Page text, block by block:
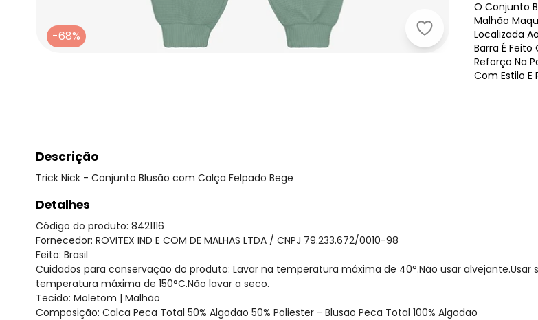
Trick Nick -
-68%
O Conjunto
Malhão
Localizada
Barra É
Reforço Na
Com Estilo E
Descrição
Trick Nick - Conjunto Blusão com Calça Felpado Bege
Detalhes
Código do produto: 8421116
Fornecedor: ROVITEX IND E COM DE MALHAS LTDA / CNPJ 79.233.672/0010-98
Feito: Brasil
Cuidados para conservação do produto: Lavar na temperatura máxima de 40°.Não usar
temperatura máxima de 150°C.Não lavar a seco.
Tecido: Moletom | Malhão
Composição: Calca Peca Total 50% Algodao 50% Poliester - Blusao Peca Total 100% Algodao